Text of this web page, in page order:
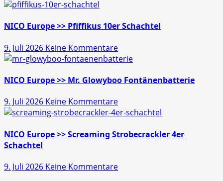
Gold
45s
NICO Europe >> Pfiffikus 10er Schachtel
9. Juli 2026 Keine Kommentarezu
NICO
>>
10er
Schachtel
NICO Europe >> Mr. Glowyboo Fontänenbatterie
9. Juli 2026 Keine Kommentarezu
NICO
>>
Fontänenbatterie
NICO Europe >> Screaming Strobecrackler 4er
Schachtel
9. Juli 2026 Keine Kommentarezu